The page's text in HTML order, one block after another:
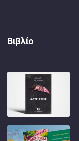
Βιβλίο